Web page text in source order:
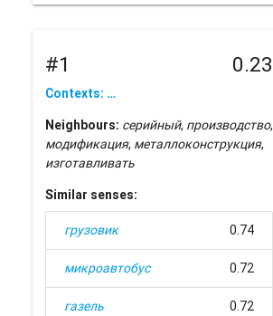
#1 0.23
Contexts: …
Neighbours: серийный, производство,
модификация, металлоконструкция,
изготавливать
Similar senses:
грузовик 0.74
микроавтобус 0.72
газель 0.72